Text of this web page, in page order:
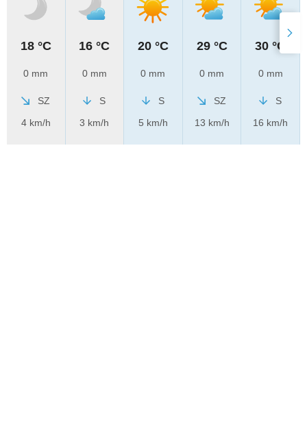
18 °C
0 mm
SZ
4 km/h
16 °C
0 mm
S
3 km/h
20 °C
0 mm
S
5 km/h
29 °C
0 mm
SZ
13 km/h
30 °C
0 mm
S
16 km/h